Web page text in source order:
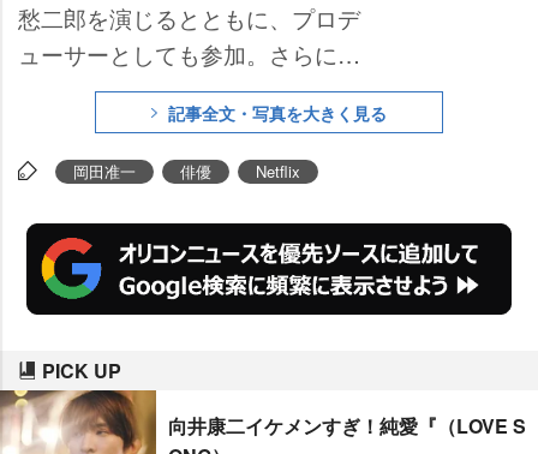
愁二郎を演じるとともに、プロデ
ューサーとしても参加。さらに、
キャスト陣14人がファーストルッ
クとともに一挙解禁された。
記事全文・写真を大きく見る
岡田准一 俳優 Netflix
PICK UP
向井康二イケメンすぎ！純愛『（LOVE S